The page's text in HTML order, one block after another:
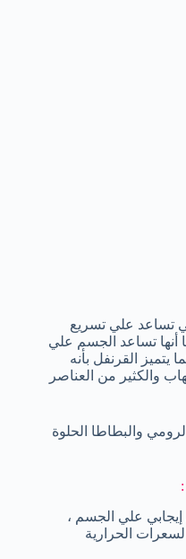
تساعد علي تسريع
أنها تساعد الجسم علي
القرنفل بأنه
والكثير من العناصر
والبطاطا الحلوة
إيجابي علي الجسم ،
الحرارية